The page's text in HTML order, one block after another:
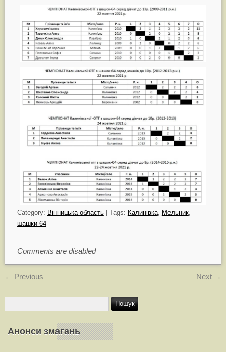
Category: Вінницька область| Tags: Калинівка, Мельник,
шашки-64
Comments are disabled
← Previous Next →
Анонси змагань